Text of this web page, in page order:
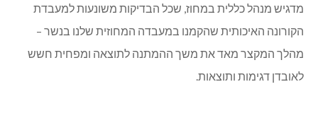
מדגיש מנהל כללית במחוז, שכל הבדיקות משונעות למעבדת
הקורונה האיכותית שהקמנו במעבדה המחוזית שלנו בנשר –
מהלך המקצר מאד את משך ההמתנה לתוצאה ומפחית חשש
לאובדן דגימות ותוצאות.